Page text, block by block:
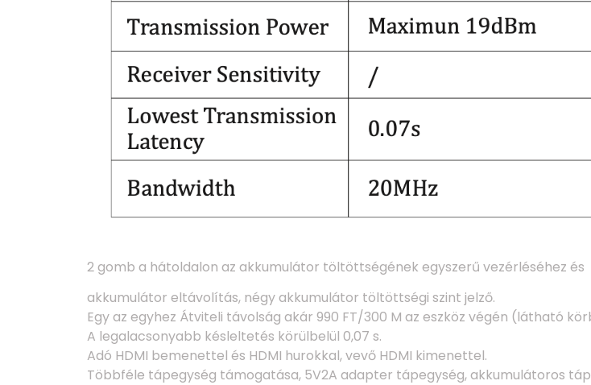
2 gomb a hátoldalon az akkumulátor töltöttségének egyszerű vezérléséhez és
akkumulátor eltávolítás, négy akkumulátor töltöttségi szint jelző.
Egy az egyhez Átviteli távolság akár 990 FT/300 M az eszköz végén (látható
A legalacsonyabb késleltetés körülbelül 0,07 s.
Adó HDMI bemenettel és HDMI hurokkal, vevő HDMI kimenettel.
Többféle tápegység támogatása, 5V2A adapter tápegység, akkumulátoros